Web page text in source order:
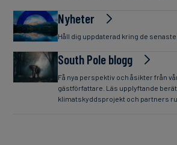
Nyheter
Håll dig uppdaterad kring de
South Pole blogg
Få nya perspektiv och åsikter från
gästförfattare. Läs upplyftande
klimatskyddsprojekt och partners